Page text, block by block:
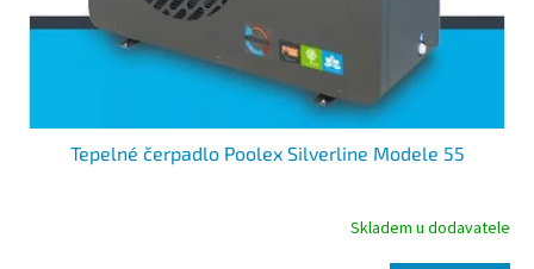
Tepelné čerpadlo Poolex Silverline Modele 55
Skladem u dodavatele